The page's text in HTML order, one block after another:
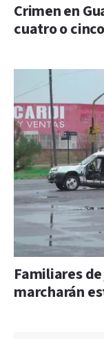
Crimen en
cuatro o
Familiares
marcharán